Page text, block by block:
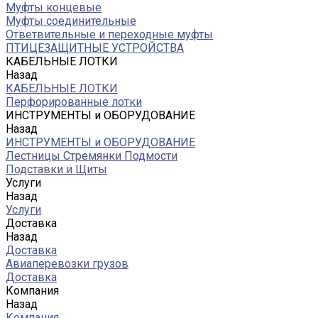
Муфты концевые
Муфты соединительные
Ответвительные и переходные муфты
ПТИЦЕЗАЩИТНЫЕ УСТРОЙСТВА
КАБЕЛЬНЫЕ ЛОТКИ
Назад
КАБЕЛЬНЫЕ ЛОТКИ
Перфорированные лотки
ИНСТРУМЕНТЫ и ОБОРУДОВАНИЕ
Назад
ИНСТРУМЕНТЫ и ОБОРУДОВАНИЕ
Лестницы Стремянки Подмости
Подставки и Щиты
Услуги
Назад
Услуги
Доставка
Назад
Доставка
Авиаперевозки грузов
Доставка
Компания
Назад